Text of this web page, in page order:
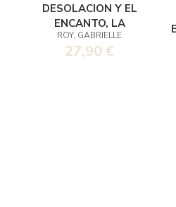
DESOLACION Y EL
ENCANTO, LA
ROY, GABRIELLE
27,90 €